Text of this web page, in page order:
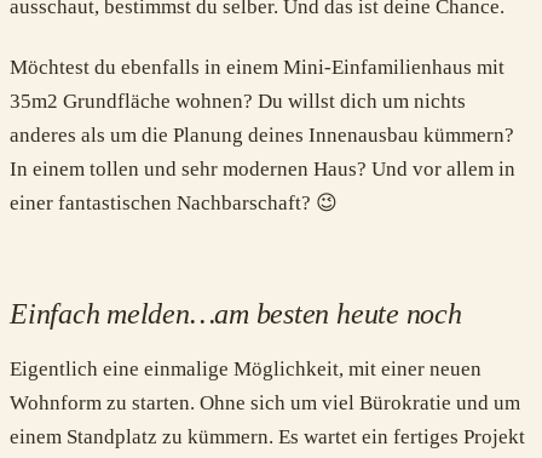
ausschaut, bestimmst du selber. Und das ist deine Chance.
Möchtest du ebenfalls in einem Mini-Einfamilienhaus mit
35m2 Grundfläche wohnen? Du willst dich um nichts
anderes als um die Planung deines Innenausbau kümmern?
In einem tollen und sehr modernen Haus? Und vor allem in
einer fantastischen Nachbarschaft? 😉
Einfach melden…am besten heute noch
Eigentlich eine einmalige Möglichkeit, mit einer neuen
Wohnform zu starten. Ohne sich um viel Bürokratie und um
einem Standplatz zu kümmern. Es wartet ein fertiges Projekt